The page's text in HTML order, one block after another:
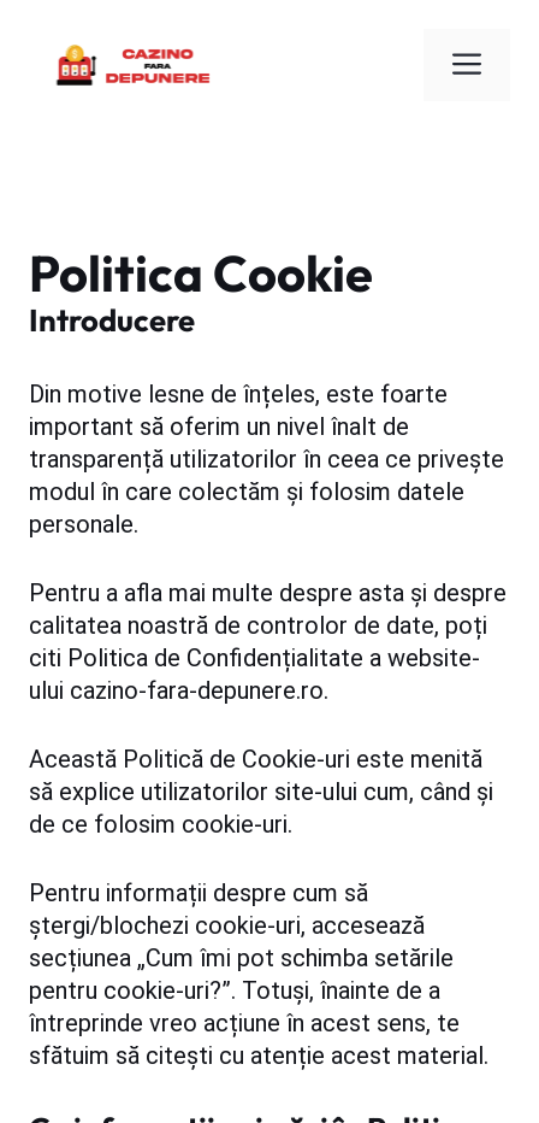
conținut
Politica Cookie
Introducere
Din motive lesne de înțeles, este foarte
important să oferim un nivel înalt de
transparență utilizatorilor în ceea ce privește
modul în care colectăm și folosim datele
personale.
Pentru a afla mai multe despre asta și despre
calitatea noastră de controlor de date, poți
citi Politica de Confidențialitate a website-
ului cazino-fara-depunere.ro.
Această Politică de Cookie-uri este menită
să explice utilizatorilor site-ului cum, când și
de ce folosim cookie-uri.
Pentru informații despre cum să
ștergi/blochezi cookie-uri, accesează
secțiunea „Cum îmi pot schimba setările
pentru cookie-uri?”. Totuși, înainte de a
întreprinde vreo acțiune în acest sens, te
sfătuim să citești cu atenție acest material.